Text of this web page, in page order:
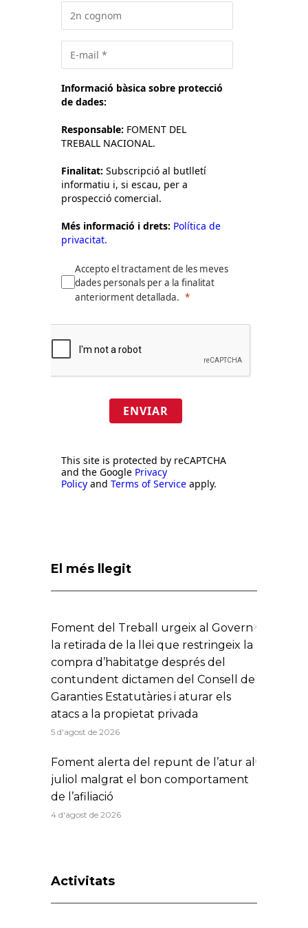
Informació bàsica sobre protecció
de dades:
Responsable: FOMENT DEL
TREBALL NACIONAL.
Finalitat: Subscripció al butlletí
informatiu i, si escau, per a
prospecció comercial.
Més informació i drets: Política de
privacitat.
Accepto el tractament de les meves
dades personals per a la finalitat
anteriorment detallada.
ENVIAR
This site is protected by reCAPTCHA
and the Google Privacy
Policy and Terms of Service apply.
El més llegit
Foment del Treball urgeix al Govern
la retirada de la llei que restringeix la
compra d’habitatge després del
contundent dictamen del Consell de
Garanties Estatutàries i aturar els
atacs a la propietat privada
5 d'agost de 2026
Foment alerta del repunt de l’atur al
juliol malgrat el bon comportament
de l’afiliació
4 d'agost de 2026
Activitats